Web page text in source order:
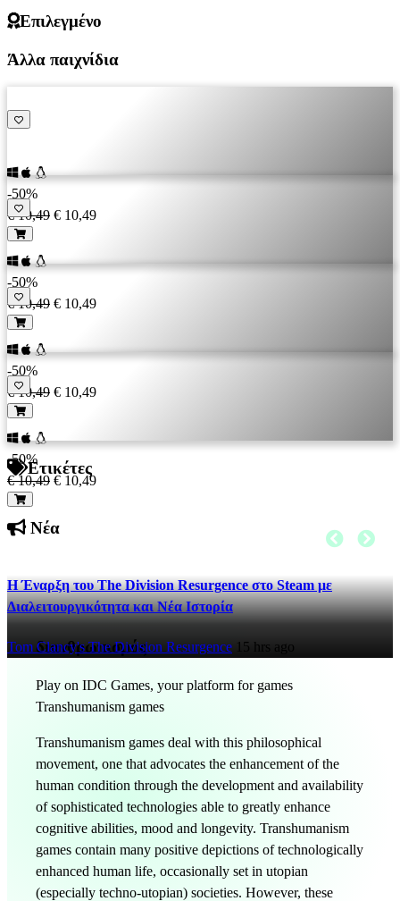
Επιλεγμένο
Άλλα παιχνίδια
-50%
€ 10,49 € 10,49
-50%
€ 10,49 € 10,49
-50%
€ 10,49 € 10,49
-50%
€ 10,49 € 10,49
Ετικέτες
Νέα
Η Έναρξη του The Division Resurgence στο Steam με
Διαλειτουργικότητα και Νέα Ιστορία
Tom Clancy's The Division Resurgence 15 hrs ago
διανθρωπισμός
Play on IDC Games, your platform for games
Transhumanism games
Transhumanism games deal with this philosophical
movement, one that advocates the enhancement of the
human condition through the development and availability
of sophisticated technologies able to greatly enhance
cognitive abilities, mood and longevity. Transhumanism
games contain many positive depictions of technologically
enhanced human life, occasionally set in utopian
(especially techno-utopian) societies. However, these